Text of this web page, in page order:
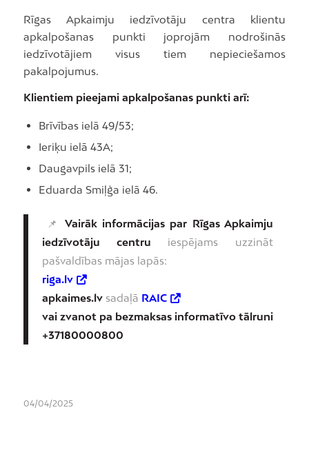
Rīgas Apkaimju iedzīvotāju centra klientu
apkalpošanas punkti joprojām nodrošinās
iedzīvotājiem visus tiem nepieciešamos
pakalpojumus.
Klientiem pieejami apkalpošanas punkti arī:
Brīvības ielā 49/53;
Ieriķu ielā 43A;
Daugavpils ielā 31;
Eduarda Smiļģa ielā 46.
📌 Vairāk informācijas par Rīgas Apkaimju
iedzīvotāju centru iespējams uzzināt
pašvaldības mājas lapās:
riga.lv
apkaimes.lvsadaļā RAIC
vai zvanot pa bezmaksas informatīvo tālruni
+37180000800
04/04/2025